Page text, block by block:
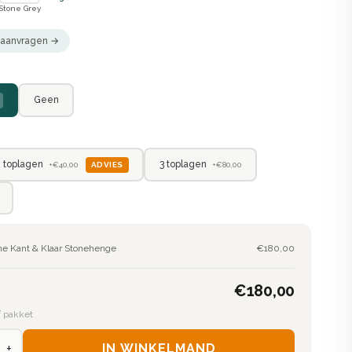
Stone Grey
→
Geen
toplagen +€40,00 ADVIES 3 toplagen +€80,00
Kant & Klaar Stonehenge €180,00
€180,00
pakket
+ IN WINKELMAND